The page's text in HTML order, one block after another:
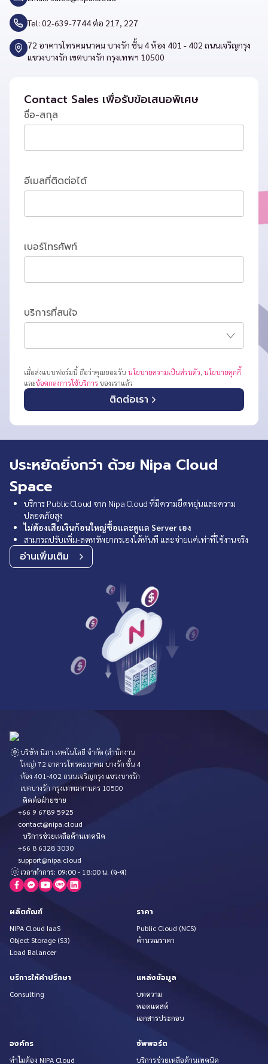
Tel: 02-639-7744 ต่อ 217, 227
72 อาคารโทรคมนาคม บางรัก ชั้น 4 ห้อง 401 - 402 ถนนเจริญกรุง
แขวงบางรัก เขตบางรัก กรุงเทพฯ 10500
Contact Sales เพื่อรับข้อเสนอพิเศษ
ชื่อ-สกุล
อีเมลที่ติดต่อได้
เบอร์โทรศัพท์
บริการที่สนใจ
เมื่อส่งแบบฟอร์มนี้ ถือว่าคุณยอมรับ นโยบายความเป็นส่วนตัว นโยบายคุกกี้
และข้อตกลงการใช้บริการของเราแล้ว
ติดต่อเรา
ประหยัดยิ่งกว่า ด้วย Nipa Cloud
Space
บริการ Public Cloud จาก Nipa Cloud ที่มีความยืดหยุ่นและความ
ปลอดภัยสูง
ไม่ต้องเสียเงินก้อนใหญ่ซื้อและดูแล Server เอง
สามารถปรับเพิ่ม-ลดทรัพยากรเองได้ทันที และจ่ายแค่เท่าที่ใช้งานจริง
อ่านเพิ่มเติม
บริษัท นิภา เทคโนโลยี จำกัด (สำนักงาน
ใหญ่) 72 อาคารโทรคมนาคม บางรัก ชั้น 4
ห้อง 401-402 ถนนเจริญกรุง แขวงบางรัก
เขตบางรัก กรุงเทพมหานคร 10500
ติดต่อฝ่ายขาย
+66 9 6789 5925
contact@nipa.cloud
บริการช่วยเหลือด้านเทคนิค
+66 8 6328 3030
support@nipa.cloud
เวลาทำการ: 09:00 - 18:00 น. (จ-ศ)
ผลิตภัณฑ์
NIPA Cloud IaaS
Object Storage (S3)
Load Balancer
ราคา
Public Cloud (NCS)
คำนวณราคา
บริการให้คำปรึกษา
Consulting
แหล่งข้อมูล
บทความ
พอดแคสต์
เอกสารประกอบ
องค์กร
ทำไมต้อง NIPA Cloud
ซัพพอร์ต
บริการช่วยเหลือด้านเทคนิค